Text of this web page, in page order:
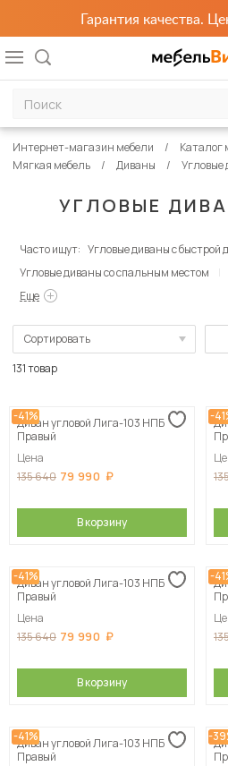
Гарантия качества.
УГЛОВЫЕ
Интернет-магазин мебели
Каталог
Мягкая мебель
Диваны Угловые
Часто ищут: Угловые диваны с быстрой
Угловые диваны со спальным местом
Еще
Сортировать
Сначала дорогие
131 товар
-41%
Диван угловой Лига-103 НПБ
Правый
Цена
135 640 79 990
В корзину
-
-41%
Диван угловой Лига-103 НПБ
Правый
Цена
135 640 79 990
В корзину
-
-41%
Диван угловой Лига-103 НПБ
Правый
-